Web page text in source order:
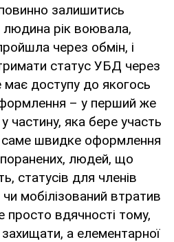
залишитись
рік воювала,
через обмін, і
статус УБД через
доступу до якогось
– у перший же
частину, яка бере участь
саме швидке оформлення
поранених, людей, що
статусів для членів
мобілізований втратив
просто вдячності тому,
а елементарної